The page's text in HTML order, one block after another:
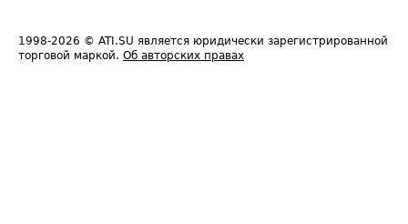
1998-2026 © ATI.SU является юридически зарегистрированной
торговой маркой. Об авторских правах